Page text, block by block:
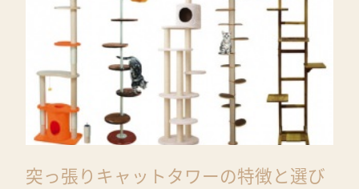
突っ張りキャットタワーの特徴と選び